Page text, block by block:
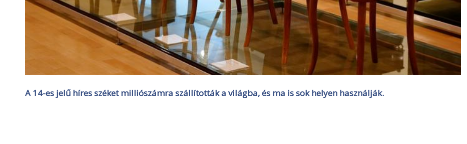
A 14-es jelű híres széket milliószámra szállították a világba, és ma is sok helyen használják.